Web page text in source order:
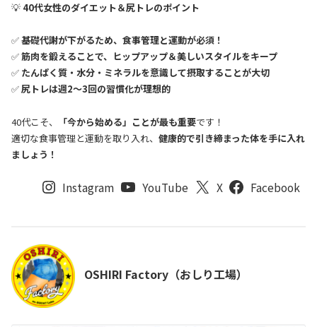
💡 40代女性のダイエット＆尻トレのポイント
✅基礎代謝が下がるため、食事管理と運動が必須！
✅筋肉を鍛えることで、ヒップアップ＆美しいスタイルをキープ
✅ たんぱく質・水分・ミネラルを意識して摂取することが大切
✅尻トレは週2〜3回の習慣化が理想的
40代こそ、 「今から始める」ことが最も重要です！
適切な食事管理と運動を取り入れ、 健康的で引き締まった体を手に入れ
ましょう！
Instagram YouTube X Facebook
OSHIRI Factory（おしり工場）